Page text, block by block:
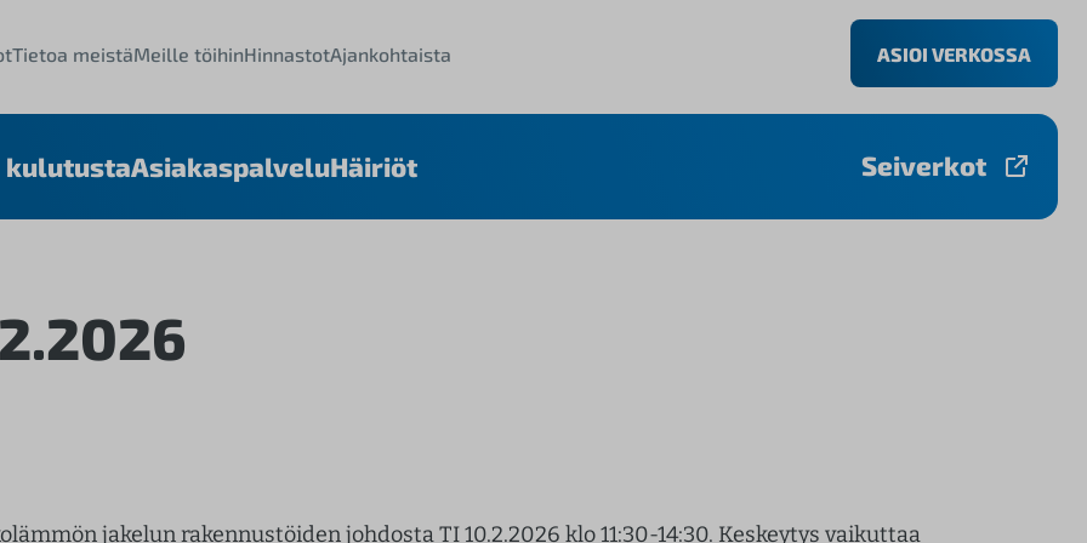
Tietoa meistäMeille töihinHinnastotAjankohtaista ASIOI VERKOSSA
kulutustaAsiakaspalveluHäiriöt Seiverkot
jakelun rakennustöiden johdosta TI 10.2.2026 klo 11:30-14:30. Keskeytys vaikuttaa